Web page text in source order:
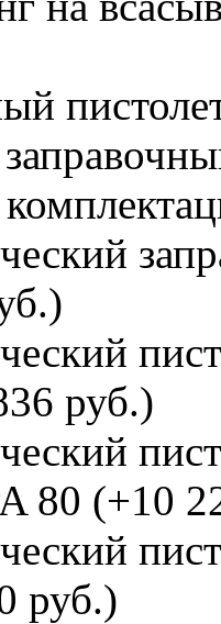
руб.)
80 (+10
руб.)